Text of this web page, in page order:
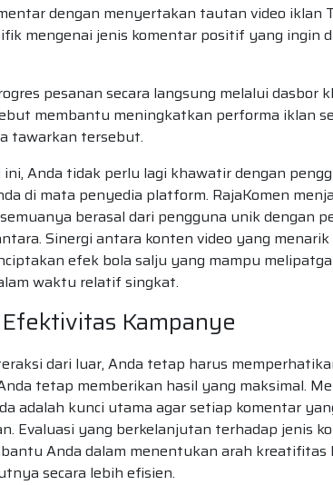
dengan menyertakan tautan video iklan
mengenai jenis komentar positif yang ingin
pesanan secara langsung melalui dasbor
membantu meningkatkan performa iklan
tawarkan tersebut.
Anda tidak perlu lagi khawatir dengan
di mata penyedia platform. RajaKomen
berasal dari pengguna unik dengan
Sinergi antara konten video yang
efek bola salju yang mampu
waktu relatif singkat.
Kampanye
dari luar, Anda tetap harus
tetap memberikan hasil yang maksimal.
adalah kunci utama agar setiap komentar
Evaluasi yang berkelanjutan terhadap jenis
Anda dalam menentukan arah
secara lebih efisien.